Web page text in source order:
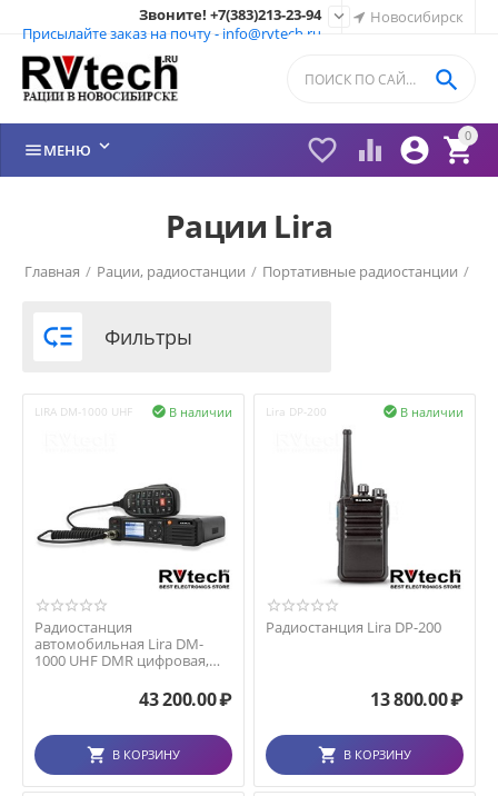
Новосибирск
Звоните! +7(383)213-23-94
Присылайте заказ на почту - info@rvtech.ru

0


 

МЕНЮ 
Рации Lira
Главная / Рации, радиостанции / Портативные радиостанции /
 Фильтры
LIRA DM-1000 UHF В наличии

Радиостанция
автомобильная Lira DM-
1000 UHF DMR цифровая,
43 200.00₽
В КОРЗИНУ
Lira DP-200 В наличии

Радиостанция Lira DP-200
13 800.00₽
В КОРЗИНУ